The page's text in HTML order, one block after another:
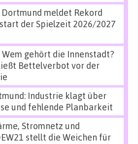
meldet Rekord
der Spielzeit 2026/2027
Wem gehört die Innenstadt?
Bettelverbot vor der
Industrie klagt über
und fehlende Planbarkeit
Stromnetz und
stellt die Weichen für